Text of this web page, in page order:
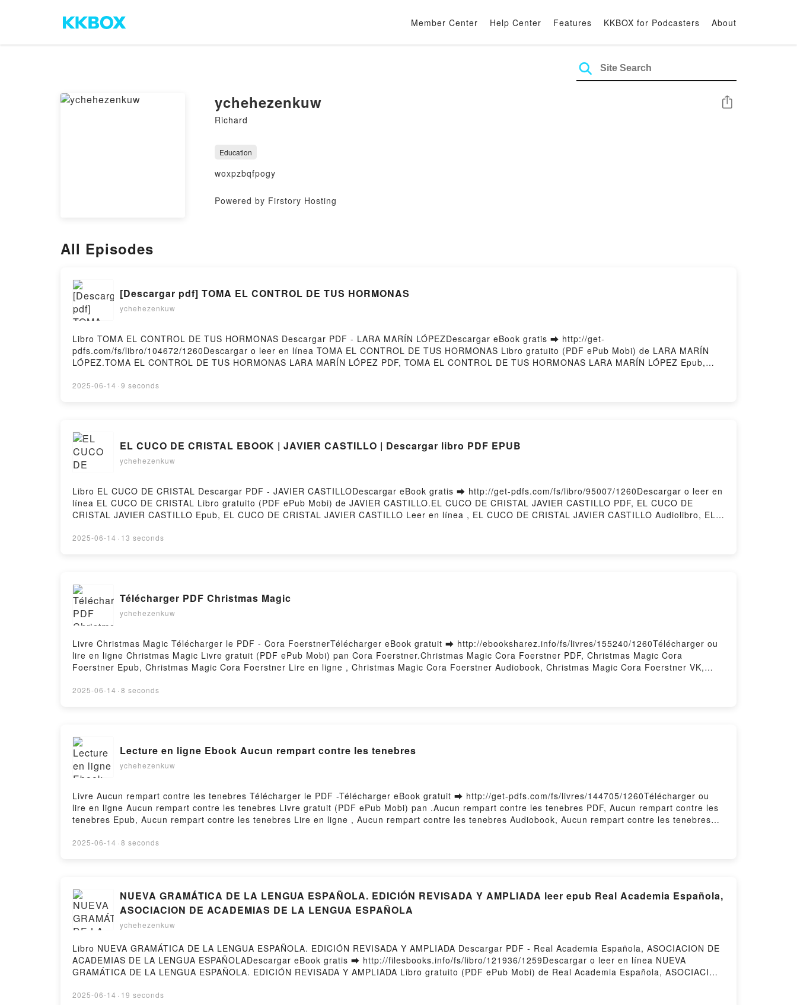
Member Center Help Center Features KKBOX for Podcasters About
ychehezenkuw
Richard
Share
Education
woxpzbqfpogy
Powered by Firstory Hosting
All Episodes
[Descargar pdf] TOMA EL CONTROL DE TUS HORMONAS
ychehezenkuw
Libro TOMA EL CONTROL DE TUS HORMONAS Descargar PDF - LARA MARÍN LÓPEZDescargar eBook gratis ➡ http://get-
pdfs.com/fs/libro/104672/1260Descargar o leer en línea TOMA EL CONTROL DE TUS HORMONAS Libro gratuito (PDF ePub Mobi) de LARA MARÍN
LÓPEZ.TOMA EL CONTROL DE TUS HORMONAS LARA MARÍN LÓPEZ PDF, TOMA EL CONTROL DE TUS HORMONAS LARA MARÍN LÓPEZ Epub,
Audiolibro, TOMA EL CONTROL DE TUS HORMONAS LARA MARÍN LÓPEZ VK, TOMA EL CONTROL DE TUS HORMONAS LARA MARÍN LÓPEZ Kindle,
2025-06-14 · 9 seconds
EL CUCO DE CRISTAL EBOOK | JAVIER CASTILLO | Descargar libro PDF EPUB
ychehezenkuw
Libro EL CUCO DE CRISTAL Descargar PDF - JAVIER CASTILLODescargar eBook gratis ➡ http://get-pdfs.com/fs/libro/95007/1260Descargar o leer en
línea EL CUCO DE CRISTAL Libro gratuito (PDF ePub Mobi) de JAVIER CASTILLO.EL CUCO DE CRISTAL JAVIER CASTILLO PDF, EL CUCO DE
CRISTAL JAVIER CASTILLO Epub, EL CUCO DE CRISTAL JAVIER CASTILLO Leer en línea , EL CUCO DE CRISTAL JAVIER CASTILLO Audiolibro, EL
CUCO DE CRISTAL JAVIER CASTILLO Descargar gratisPowered by Firstory Hosting
2025-06-14 · 13 seconds
Télécharger PDF Christmas Magic
ychehezenkuw
Livre Christmas Magic Télécharger le PDF - Cora FoerstnerTélécharger eBook gratuit ➡ http://ebooksharez.info/fs/livres/155240/1260Télécharger ou
lire en ligne Christmas Magic Livre gratuit (PDF ePub Mobi) pan Cora Foerstner.Christmas Magic Cora Foerstner PDF, Christmas Magic Cora
Foerstner Epub, Christmas Magic Cora Foerstner Lire en ligne , Christmas Magic Cora Foerstner Audiobook, Christmas Magic Cora Foerstner VK,
by Firstory Hosting
2025-06-14 · 8 seconds
Lecture en ligne Ebook Aucun rempart contre les tenebres
ychehezenkuw
Livre Aucun rempart contre les tenebres Télécharger le PDF -Télécharger eBook gratuit ➡ http://get-pdfs.com/fs/livres/144705/1260Télécharger ou
lire en ligne Aucun rempart contre les tenebres Livre gratuit (PDF ePub Mobi) pan .Aucun rempart contre les tenebres PDF, Aucun rempart contre les
tenebres Epub, Aucun rempart contre les tenebres Lire en ligne , Aucun rempart contre les tenebres Audiobook, Aucun rempart contre les tenebres
gratuitPowered by Firstory Hosting
2025-06-14 · 8 seconds
NUEVA GRAMÁTICA DE LA LENGUA ESPAÑOLA. EDICIÓN REVISADA Y AMPLIADA leer epub Real Academia Española,
ASOCIACION DE ACADEMIAS DE LA LENGUA ESPAÑOLA
ychehezenkuw
Libro NUEVA GRAMÁTICA DE LA LENGUA ESPAÑOLA. EDICIÓN REVISADA Y AMPLIADA Descargar PDF - Real Academia Española, ASOCIACION DE
ACADEMIAS DE LA LENGUA ESPAÑOLADescargar eBook gratis ➡ http://filesbooks.info/fs/libro/121936/1259Descargar o leer en línea NUEVA
GRAMÁTICA DE LA LENGUA ESPAÑOLA. EDICIÓN REVISADA Y AMPLIADA Libro gratuito (PDF ePub Mobi) de Real Academia Española, ASOCIACION
Española, ASOCIACION DE ACADEMIAS DE LA LENGUA ESPAÑOLA PDF, NUEVA GRAMÁTICA DE LA LENGUA ESPAÑOLA. EDICIÓN REVISADA Y
2025-06-14 · 19 seconds